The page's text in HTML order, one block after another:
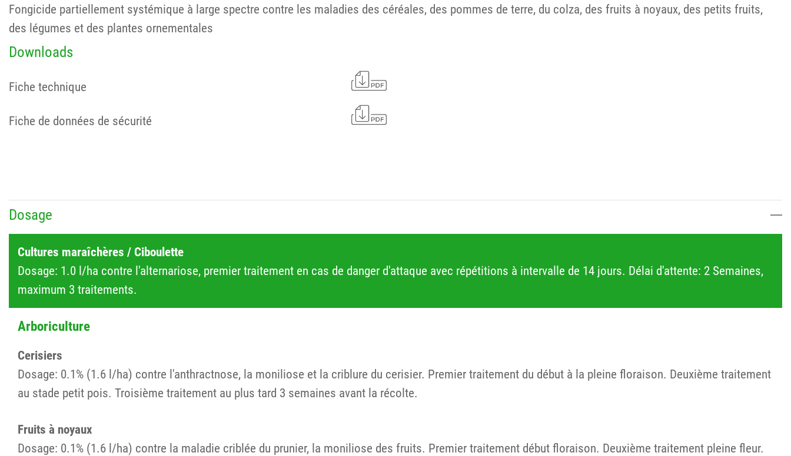
Fongicide partiellement systémique à large spectre contre les maladies des céréales, des pommes de terre, du colza, des fruits à noyaux, des petits fruits,
des légumes et des plantes ornementales
Downloads
Fiche technique
Fiche de données de sécurité
Dosage
Cultures maraîchères / Ciboulette
Dosage: 1.0 l/ha contre l'alternariose, premier traitement en cas de danger d'attaque avec répétitions à intervalle de 14 jours. Délai d'attente: 2 Semaines,
maximum 3 traitements.
Arboriculture
Cerisiers
Dosage: 0.1% (1.6 l/ha) contre l'anthractnose, la moniliose et la criblure du cerisier. Premier traitement du début à la pleine floraison. Deuxième traitement
au stade petit pois. Troisième traitement au plus tard 3 semaines avant la récolte.
Fruits à noyaux
Dosage: 0.1% (1.6 l/ha) contre la maladie criblée du prunier, la moniliose des fruits. Premier traitement début floraison. Deuxième traitement pleine fleur.